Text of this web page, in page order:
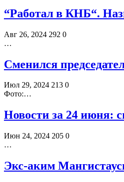
“Работал в КНБ“.
Авг 26, 2024 292 0
…
Сменился
Июл 29, 2024 213 0
Фото:…
Новости за 24 июня:
Июн 24, 2024 205 0
…
Экс-аким